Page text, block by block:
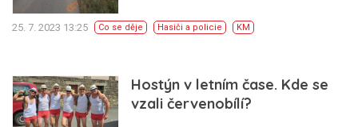
25. 7. 2023 13:25 Co se děje Hasiči a policie KM
Hostýn v letním čase. Kde se
vzali červenobílí?